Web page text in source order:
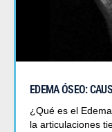
EDEMA ÓSEO:
¿Qué es el
la articulaciones